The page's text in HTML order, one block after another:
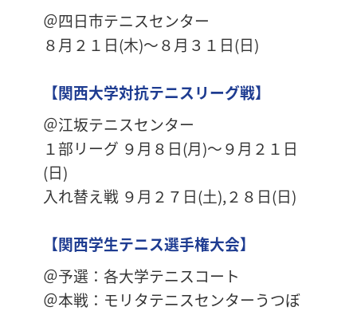
＠四日市テニスセンター
８月２１日(木)～８月３１日(日)
【関西大学対抗テニスリーグ戦】
＠江坂テニスセンター
１部リーグ ９月８日(月)～９月２１日
(日)
入れ替え戦 ９月２７日(土),２８日(日)
【関西学生テニス選手権大会】
＠予選：各大学テニスコート
＠本戦：モリタテニスセンターうつぼ